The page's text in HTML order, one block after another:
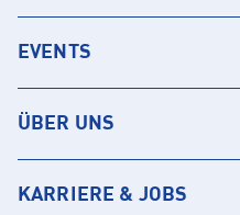
EVENTS
ÜBER UNS
KARRIERE & JOBS